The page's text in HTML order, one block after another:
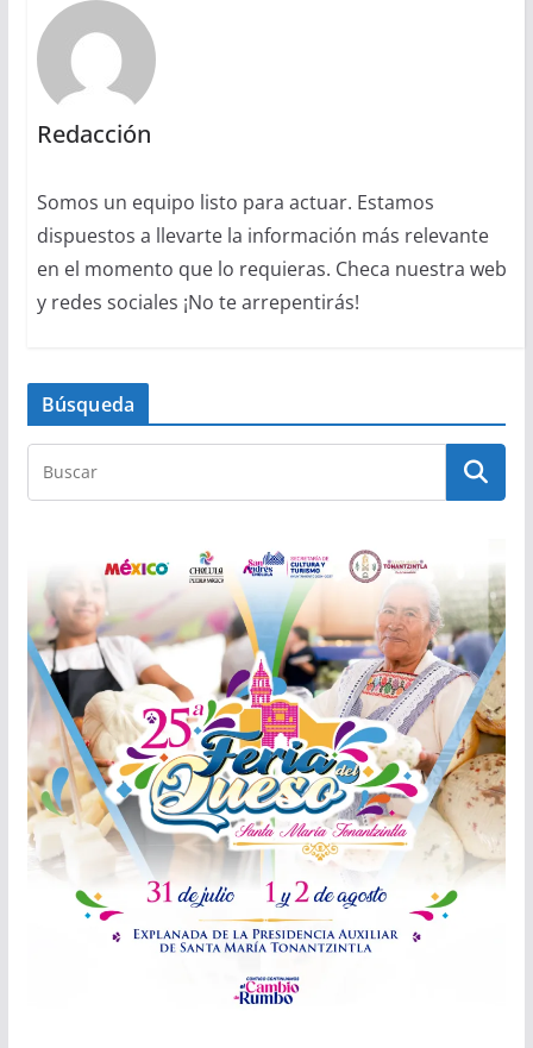
Redacción
Somos un equipo listo para actuar. Estamos
dispuestos a llevarte la información más relevante
en el momento que lo requieras. Checa nuestra web
y redes sociales ¡No te arrepentirás!
Búsqueda